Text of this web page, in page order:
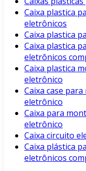
Caixa plastica
eletrônicos
Caixa plastica
Caixa plastica
eletrônicos
Caixa plastica
eletrônico
Caixa case
eletrônico
Caixa para
eletrônico
Caixa circuito
Caixa plástica
eletrônicos